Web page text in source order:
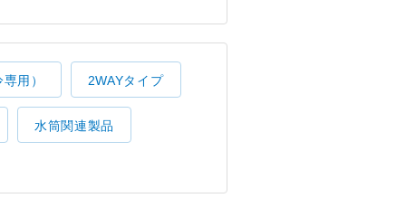
用） 2WAYタイプ
水筒関連製品